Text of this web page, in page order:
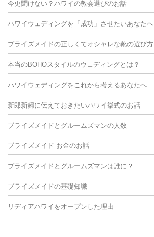
今更聞けない？ハワイの教会選びのお話
ハワイウェディングを「成功」させたいあなたへ
ブライズメイドの正しくてオシャレな靴の選び方
本当のBOHOスタイルのウェディングとは？
ハワイウェディングをこれから考えるあなたへ
新郎新婦に伝えておきたいハワイ挙式のお話
ブライズメイドとグルームズマンの人数
ブライズメイド お金のお話
ブライズメイドとグルームズマンは誰に？
ブライズメイドの基礎知識
リディアハワイをオープンした理由